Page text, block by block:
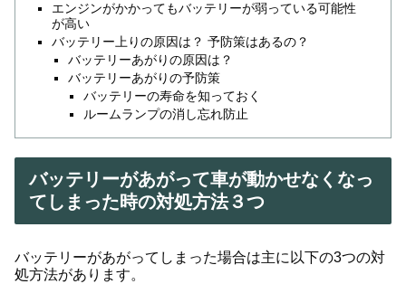
エンジンがかかってもバッテリーが弱っている可能性
が高い
バッテリー上りの原因は？ 予防策はあるの？
バッテリーあがりの原因は？
バッテリーあがりの予防策
バッテリーの寿命を知っておく
ルームランプの消し忘れ防止
バッテリーがあがって車が動かせなくなっ
てしまった時の対処方法３つ
バッテリーがあがってしまった場合は主に以下の3つの対
処方法があります。